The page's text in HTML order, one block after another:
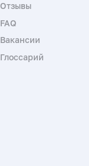
Отзывы
FAQ
Вакансии
Глоссарий